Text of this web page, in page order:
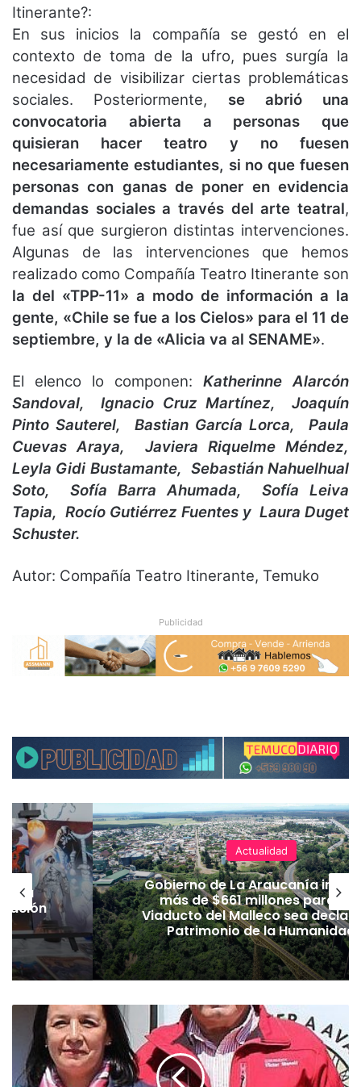
Itinerante?:
En sus inicios la compañía se gestó en el
contexto de toma de la ufro, pues surgía la
necesidad de visibilizar ciertas problemáticas
sociales. Posteriormente, se abrió una
convocatoria abierta a personas que
quisieran hacer teatro y no fuesen
necesariamente estudiantes, si no que fuesen
personas con ganas de poner en evidencia
demandas sociales a través del arte teatral,
fue así que surgieron distintas intervenciones.
Algunas de las intervenciones que hemos
realizado como Compañía Teatro Itinerante son
la del «TPP-11» a modo de información a la
gente, «Chile se fue a los Cielos» para el 11 de
septiembre, y la de «Alicia va al SENAME».
El elenco lo componen: Katherinne Alarcón
Sandoval, Ignacio Cruz Martínez, Joaquín
Pinto Sauterel, Bastian García Lorca, Paula
Cuevas Araya, Javiera Riquelme Méndez,
Leyla Gidi Bustamante, Sebastián Nahuelhual
Soto, Sofía Barra Ahumada, Sofía Leiva
Tapia, Rocío Gutiérrez Fuentes y Laura Duget
Schuster.
Autor: Compañía Teatro Itinerante, Temuko
Publicidad
la
Actualidad
Gobierno de La Araucanía
más de $661 millones para
Viaducto del Malleco sea
Patrimonio de la Humanidad
d